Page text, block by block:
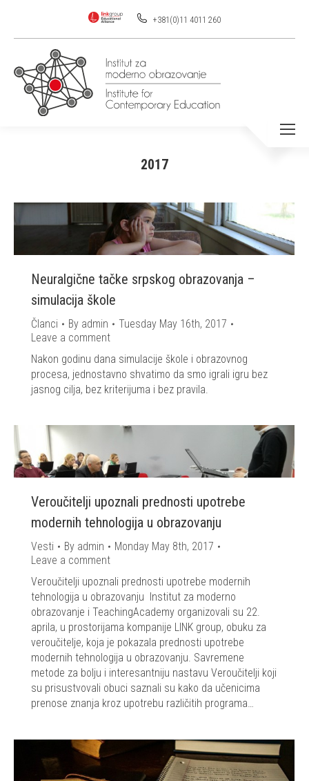
+381(0)11 4011 260
2017
Neuralgične tačke srpskog obrazovanja –
simulacija škole
Članci By admin
Tuesday May 16th, 2017
Leave a comment
Nakon godinu dana simulacije škole i obrazovnog
procesa, jednostavno shvatimo da smo igrali igru bez
jasnog cilja, bez kriterijuma i bez pravila.
Veroučitelji upoznali prednosti upotrebe
modernih tehnologija u obrazovanju
Vesti By admin
Monday May 8th, 2017
Leave a comment
Veroučitelji upoznali prednosti upotrebe modernih
tehnologija u obrazovanju Institut za moderno
obrazovanje i TeachingAcademy organizovali su 22.
aprila, u prostorijama kompanije LINK group, obuku za
veroučitelje, koja je pokazala prednosti upotrebe
modernih tehnologija u obrazovanju. Savremene
metode za bolju i interesantniju nastavu Veroučitelji koji
su prisustvovali obuci saznali su kako da učenicima
prenose znanja kroz upotrebu različitih programa…